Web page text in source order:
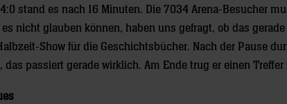
stand es nach 16 Minuten. Die 7034 Arena-Besucher
es nicht glauben können, haben uns gefragt, ob das
Show für die Geschichtsbücher. Nach der Pause
das passiert gerade wirklich. Am Ende trug er einen Treffer